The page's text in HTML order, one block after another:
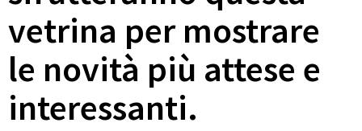
vetrina per mostrare
le novità più attese e
interessanti.